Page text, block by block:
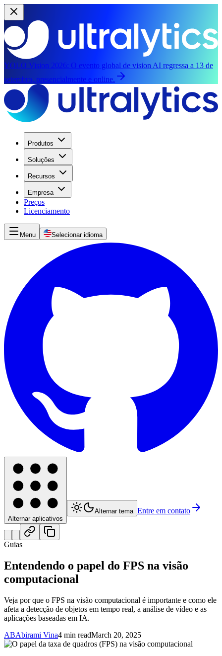
YOLO Vision 2026: O evento global de vision AI regressa a 13 de
setembro, presencialmente e online.
Produtos
Soluções
Recursos
Empresa
Preços
Licenciamento
Menu Selecionar idioma
Alternar aplicativos
Alternar tema Entre em contato
Guias
Entendendo o papel do FPS na visão
computacional
Veja por que o FPS na visão computacional é importante e como ele
afeta a detecção de objetos em tempo real, a análise de vídeo e as
aplicações baseadas em IA.
ABAbirami Vina4 min readMarch 20, 2025